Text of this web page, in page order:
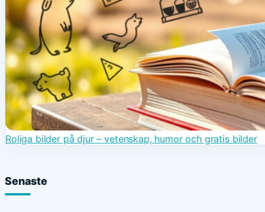
Roliga bilder på djur – vetenskap, humor och gratis bilder
Senaste